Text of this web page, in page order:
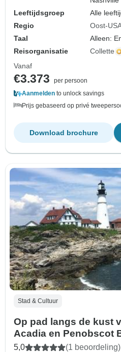
Leeftijdsgroep
Alle
Regio
Oost-
Taal
Alleen:
Reisorganisatie
Collette
Vanaf
€3.373
per persoon
Aanmelden to unlock savings
Prijs gebaseerd op privé
Download brochure
Stad & Cultuur
Op pad langs de kust
Acadia en Penobscot
ME naar Freeport, ME)
5,0 (1 beoordeling)